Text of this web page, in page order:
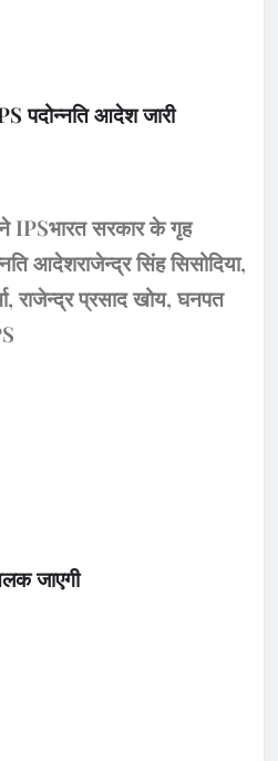
पदोन्नति आदेश जारी
IPSभारत सरकार के गृह
आदेशराजेन्द्र सिंह सिसोदिया,
राजेन्द्र प्रसाद खोय, घनपत
जाएगी